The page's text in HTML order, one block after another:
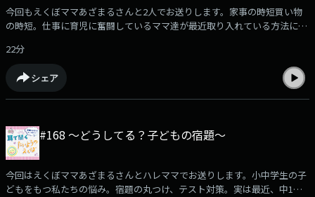
今回もえくぼママあざまるさんと2人でお送りします。家事の時短買い物
の時短。仕事に育児に奮闘しているママ達が最近取り入れている方法につ
の話など。是非お楽しみください。
22分
シェア
#168 〜どうしてる？子どもの宿題〜
今回はえくぼママあざまるさんとハレママでお送りします。小中学生の子
どもをもつ私たちの悩み。宿題の丸つけ、テスト対策。実は最近、中1息